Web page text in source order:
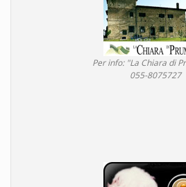
Per info: "La Chiara di
055-8075727